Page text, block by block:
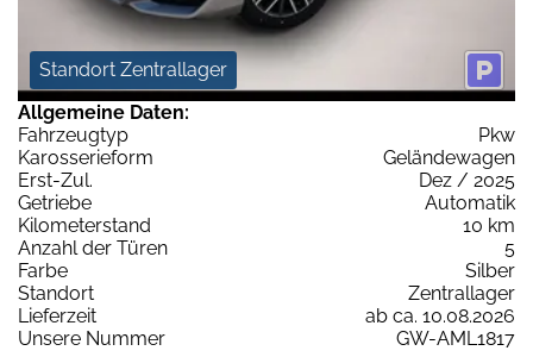
Standort Zentrallager
Allgemeine Daten:
Fahrzeugtyp
Pkw
Karosserieform
Geländewagen
Erst-Zul.
Dez / 2025
Getriebe
Automatik
Kilometerstand
10 km
Anzahl der Türen
5
Farbe
Silber
Standort
Zentrallager
Lieferzeit
ab ca. 10.08.2026
Unsere Nummer
GW-AML1817